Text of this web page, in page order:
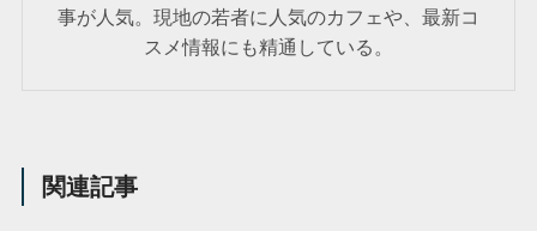
事が人気。現地の若者に人気のカフェや、最新コ
スメ情報にも精通している。
関連記事